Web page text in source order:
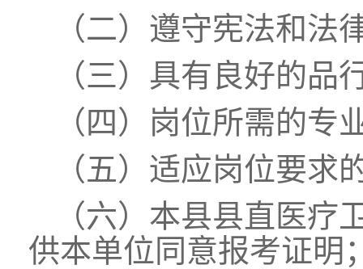
（二）遵守宪法和法
（三）具有良好的品
（四）岗位所需的专
（五）适应岗位要求
（六）本县县直医
供本单位同意报考证明